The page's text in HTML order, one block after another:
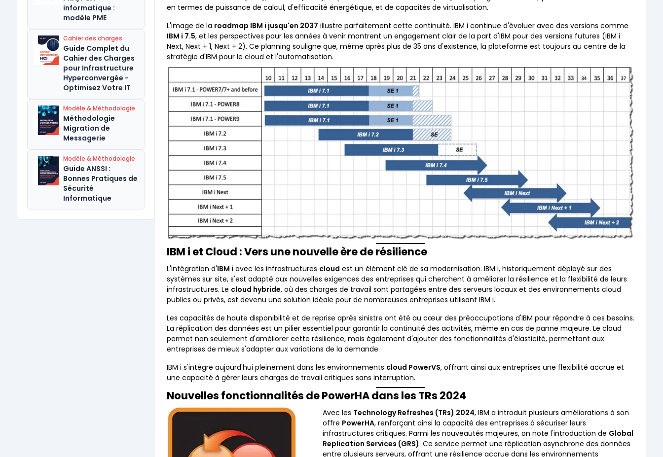
informatique :
modèle PME
Cahier des charges
Guide Complet du
Cahier des Charges
pour Infrastructure
Hyperconvergée -
Optimisez Votre IT
Modèle & Méthodologie
Méthodologie
Migration de
Messagerie
Modèle & Méthodologie
Guide ANSSI :
Bonnes Pratiques de
Sécurité
Informatique
en termes de puissance de calcul, d'efficacité énergétique, et de capacités de virtualisation.
L'image de la roadmap IBM i jusqu'en 2037 illustre parfaitement cette continuité. IBM i continue d'évoluer avec des versions comme
IBM i 7.5, et les perspectives pour les années à venir montrent un engagement clair de la part d'IBM pour des versions futures (IBM i
Next, Next + 1, Next + 2). Ce planning souligne que, même après plus de 35 ans d'existence, la plateforme est toujours au centre de la
stratégie d'IBM pour le cloud et l'automatisation.
IBM i et Cloud : Vers une nouvelle ère de résilience
L'intégration d'IBM i avec les infrastructures cloud est un élément clé de sa modernisation. IBM i, historiquement déployé sur des
systèmes sur site, s'est adapté aux nouvelles exigences des entreprises qui cherchent à améliorer la résilience et la flexibilité de leurs
infrastructures. Le cloud hybride, où des charges de travail sont partagées entre des serveurs locaux et des environnements cloud
publics ou privés, est devenu une solution idéale pour de nombreuses entreprises utilisant IBM i.
Les capacités de haute disponibilité et de reprise après sinistre ont été au cœur des préoccupations d'IBM pour répondre à ces besoins.
La réplication des données est un pilier essentiel pour garantir la continuité des activités, même en cas de panne majeure. Le cloud
permet non seulement d'améliorer cette résilience, mais également d'ajouter des fonctionnalités d'élasticité, permettant aux
entreprises de mieux s'adapter aux variations de la demande.
IBM i s'intègre aujourd'hui pleinement dans les environnements cloud PowerVS, offrant ainsi aux entreprises une flexibilité accrue et
une capacité à gérer leurs charges de travail critiques sans interruption.
Nouvelles fonctionnalités de PowerHA dans les TRs 2024
Avec les Technology Refreshes (TRs) 2024, IBM a introduit plusieurs améliorations à son
offre PowerHA, renforçant ainsi la capacité des entreprises à sécuriser leurs
infrastructures critiques. Parmi les nouveautés majeures, on note l'introduction de Global
Replication Services (GRS). Ce service permet une réplication asynchrone des données
entre plusieurs serveurs, offrant une résilience accrue dans les environnements